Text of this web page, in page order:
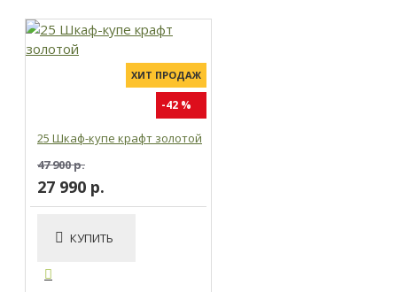
ХИТ ПРОДАЖ
-42 %
25 Шкаф-купе крафт золотой
47 900 р.
27 990 р.
КУПИТЬ